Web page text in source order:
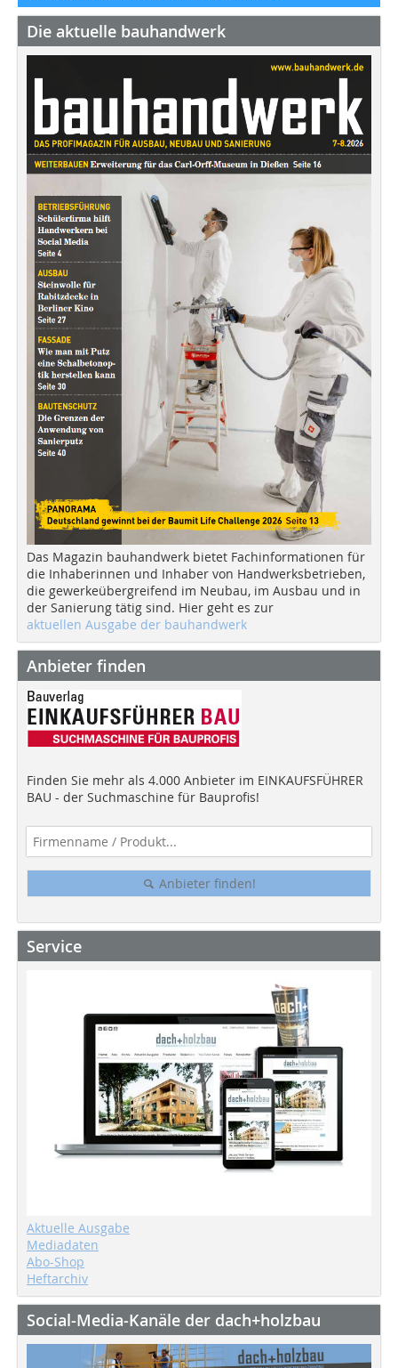
Die aktuelle bauhandwerk
Das Magazin bauhandwerk bietet Fachinformationen für
die Inhaberinnen und Inhaber von Handwerksbetrieben,
die gewerkeübergreifend im Neubau, im Ausbau und in
der Sanierung tätig sind. Hier geht es zur
aktuellen Ausgabe der bauhandwerk
Anbieter finden
Finden Sie mehr als 4.000 Anbieter im EINKAUFSFÜHRER
BAU - der Suchmaschine für Bauprofis!
Anbieter finden!
Service
Aktuelle Ausgabe
Mediadaten
Abo-Shop
Heftarchiv
Social-Media-Kanäle der dach+holzbau